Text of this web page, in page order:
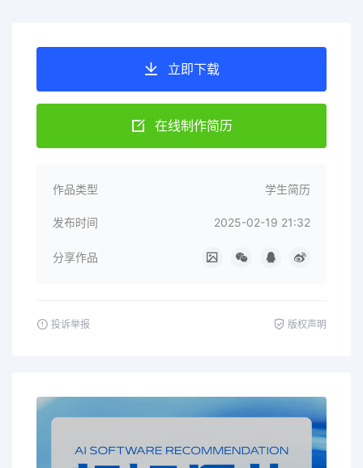
立即下载
在线制作简历
作品类型 学生简历
发布时间 2025-02-19 21:32
分享作品
投诉举报 版权声明